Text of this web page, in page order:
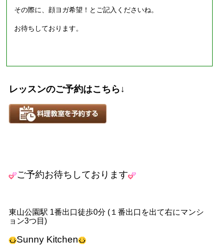
その際に、顔ヨガ希望！とご記入くださいね。
お待ちしております。
レッスンのご予約はこちら↓
ご予約お待ちしております
東山公園駅 1番出口徒歩0分 (１番出口を出て右にマンシ
ョン3つ目)
Sunny Kitchen